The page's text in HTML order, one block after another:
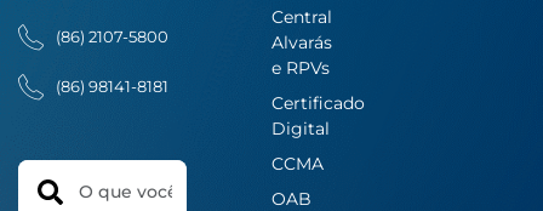
(86) 2107-5800
(86) 98141-8181
Search
Central
Alvarás
e RPVs
Certificado
Digital
CCMA
OAB